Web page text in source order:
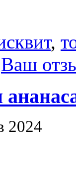
,
Ваш
2024